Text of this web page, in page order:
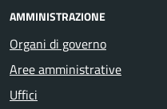
AMMINISTRAZIONE
Organi di governo
Aree amministrative
Uffici